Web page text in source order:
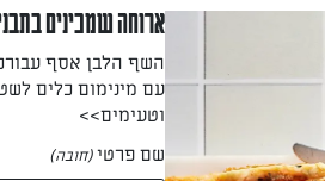
במחבת יבשה. מניחים בצד. מגררים את
עוד שכבה של נייר מגבת ומניחים
ארוחה שמכינים
השף הלבן אסף
עם מינימום כלים
וטעימים>>
שם פרטי(חובה)